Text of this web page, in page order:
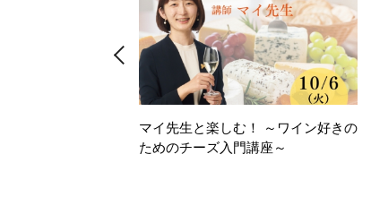
マイ先生と楽しむ！ ～ワイン好きの
ためのチーズ入門講座～